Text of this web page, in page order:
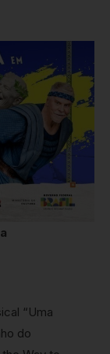
“Uma
do